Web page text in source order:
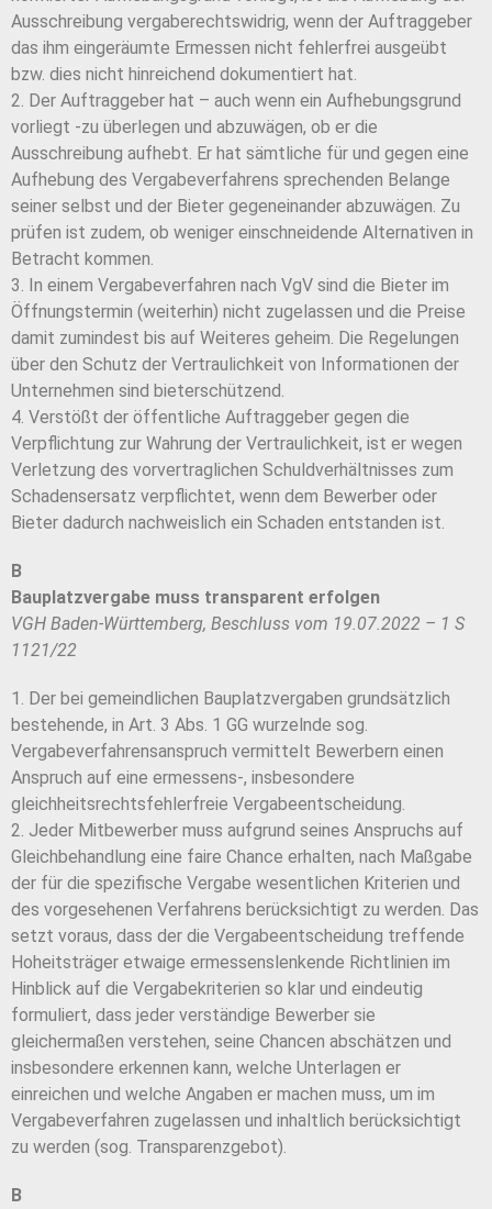
Ausschreibung vergaberechtswidrig, wenn der Auftraggeber
das ihm eingeräumte Ermessen nicht fehlerfrei ausgeübt
bzw. dies nicht hinreichend dokumentiert hat.
2. Der Auftraggeber hat – auch wenn ein Aufhebungsgrund
vorliegt -zu überlegen und abzuwägen, ob er die
Ausschreibung aufhebt. Er hat sämtliche für und gegen eine
Aufhebung des Vergabeverfahrens sprechenden Belange
seiner selbst und der Bieter gegeneinander abzuwägen. Zu
prüfen ist zudem, ob weniger einschneidende Alternativen in
Betracht kommen.
3. In einem Vergabeverfahren nach VgV sind die Bieter im
Öffnungstermin (weiterhin) nicht zugelassen und die Preise
damit zumindest bis auf Weiteres geheim. Die Regelungen
über den Schutz der Vertraulichkeit von Informationen der
Unternehmen sind bieterschützend.
4. Verstößt der öffentliche Auftraggeber gegen die
Verpflichtung zur Wahrung der Vertraulichkeit, ist er wegen
Verletzung des vorvertraglichen Schuldverhältnisses zum
Schadensersatz verpflichtet, wenn dem Bewerber oder
Bieter dadurch nachweislich ein Schaden entstanden ist.
B
Bauplatzvergabe muss transparent erfolgen
VGH Baden-Württemberg, Beschluss vom 19.07.2022 – 1 S
1121/22
1. Der bei gemeindlichen Bauplatzvergaben grundsätzlich
bestehende, in Art. 3 Abs. 1 GG wurzelnde sog.
Vergabeverfahrensanspruch vermittelt Bewerbern einen
Anspruch auf eine ermessens-, insbesondere
gleichheitsrechtsfehlerfreie Vergabeentscheidung.
2. Jeder Mitbewerber muss aufgrund seines Anspruchs auf
Gleichbehandlung eine faire Chance erhalten, nach Maßgabe
der für die spezifische Vergabe wesentlichen Kriterien und
des vorgesehenen Verfahrens berücksichtigt zu werden. Das
setzt voraus, dass der die Vergabeentscheidung treffende
Hoheitsträger etwaige ermessenslenkende Richtlinien im
Hinblick auf die Vergabekriterien so klar und eindeutig
formuliert, dass jeder verständige Bewerber sie
gleichermaßen verstehen, seine Chancen abschätzen und
insbesondere erkennen kann, welche Unterlagen er
einreichen und welche Angaben er machen muss, um im
Vergabeverfahren zugelassen und inhaltlich berücksichtigt
zu werden (sog. Transparenzgebot).
B